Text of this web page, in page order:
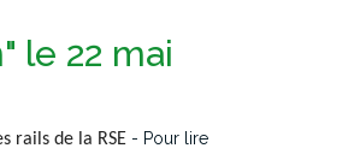
le 22 mai
rails de la RSE - Pour lire